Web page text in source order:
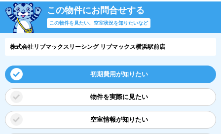
この物件にお問合せする
この物件を見たい、空室状況を知りたいなど
株式会社リブマックスリーシング リブマックス横浜駅前店
初期費用が知りたい
物件を実際に見たい
空室情報が知りたい